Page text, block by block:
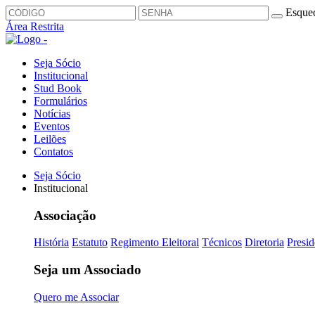
Área Restrita
Seja Sócio
Institucional
Stud Book
Formulários
Notícias
Eventos
Leilões
Contatos
Seja Sócio
Institucional
Associação
História Estatuto Regimento Eleitoral Técnicos Diretoria
Seja um Associado
Quero me Associar